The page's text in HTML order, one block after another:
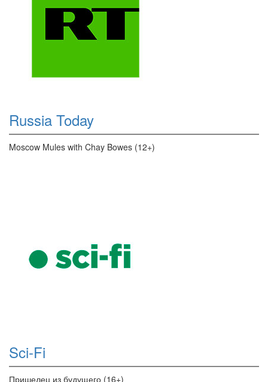
Russia Today
Moscow Mules with Chay Bowes (12+)
Sci-Fi
Пришелец из будущего (16+)